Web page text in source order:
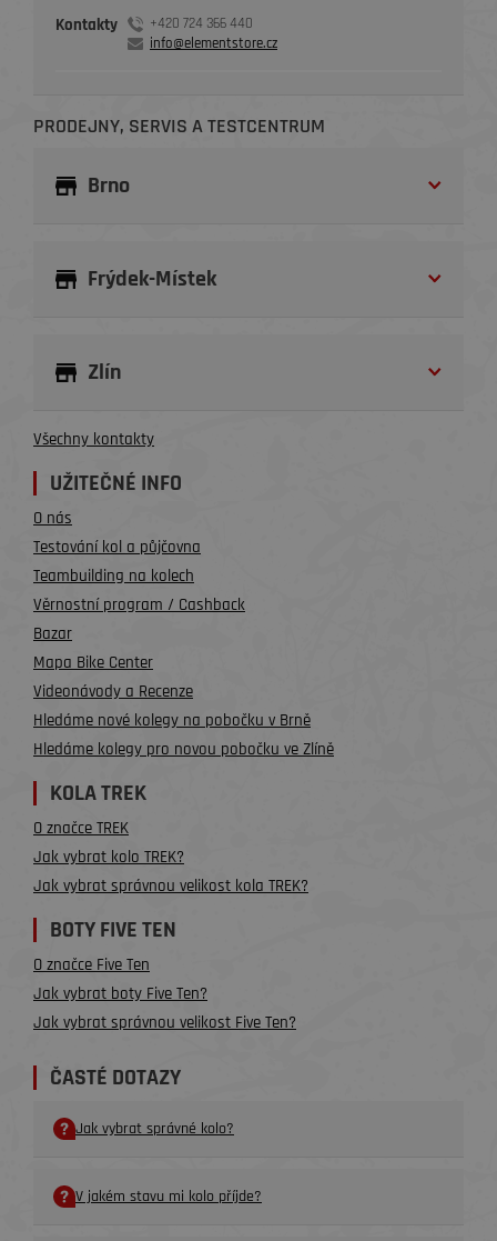
Kontakty
+420 724 366 440
info@elementstore.cz
PRODEJNY, SERVIS A TESTCENTRUM
Brno
Frýdek-Místek
Zlín
Všechny kontakty
UŽITEČNÉ INFO
O nás
Testování kol a půjčovna
Teambuilding na kolech
Věrnostní program / Cashback
Bazar
Mapa Bike Center
Videonávody a Recenze
Hledáme nové kolegy na pobočku v Brně
Hledáme kolegy pro novou pobočku ve Zlíně
KOLA TREK
O značce TREK
Jak vybrat kolo TREK?
Jak vybrat správnou velikost kola TREK?
BOTY FIVE TEN
O značce Five Ten
Jak vybrat boty Five Ten?
Jak vybrat správnou velikost Five Ten?
ČASTÉ DOTAZY
Jak vybrat správné kolo?
V jakém stavu mi kolo příjde?